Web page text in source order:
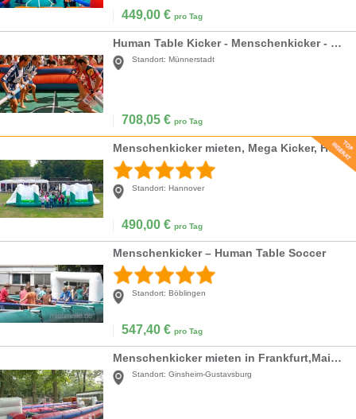
449,00 € pro Tag
Human Table Kicker - Menschenkicker - Riesenkicker - Life Soccer -inkl. 19% MwSt.
Standort: Münnerstadt
708,05 € pro Tag
Menschenkicker mieten, Mega Kicker, Human Soccer, Preis inkl. MwSt.!
Standort: Hannover
490,00 € pro Tag
Menschenkicker – Human Table Soccer
Standort: Böblingen
547,40 € pro Tag
Menschenkicker mieten in Frankfurt,Mainz,Wiesbade
Standort: Ginsheim-Gustavsburg